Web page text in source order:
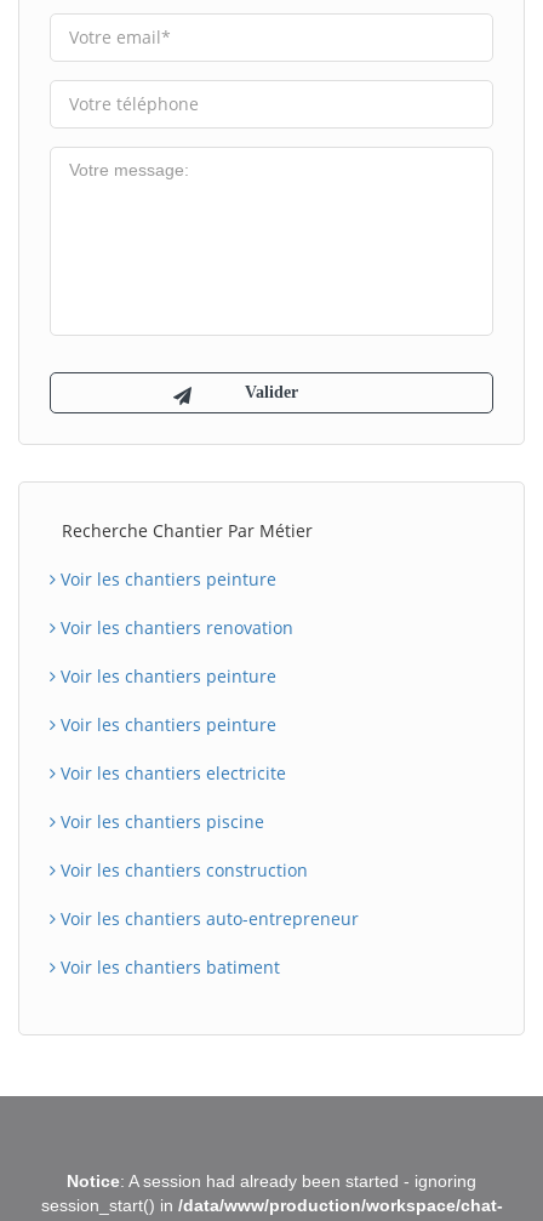
Recherche Chantier Par Métier
Voir les chantiers peinture
Voir les chantiers renovation
Voir les chantiers peinture
Voir les chantiers peinture
Voir les chantiers electricite
Voir les chantiers piscine
Voir les chantiers construction
Voir les chantiers auto-entrepreneur
Voir les chantiers batiment
Notice: A session had already been started - ignoring
session_start() in /data/www/production/workspace/chat-
B
Assistant en ligne